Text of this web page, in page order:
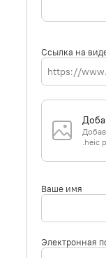
Ссылка на
.heic
Ваше имя
Электронная